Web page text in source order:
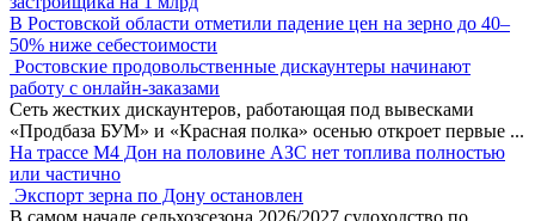
В Ростовской области отметили падение цен на зерно до 40–
50% ниже себестоимости
Ростовские продовольственные дискаунтеры начинают
работу с онлайн-заказами
Сеть жестких дискаунтеров, работающая под вывесками
«Продбаза БУМ» и «Красная полка» осенью откроет первые ...
На трассе М4 Дон на половине АЗС нет топлива полностью
или частично
Экспорт зерна по Дону остановлен
В самом начале сельхозсезона 2026/2027 судоходство по